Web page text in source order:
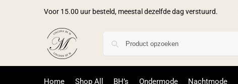
Voor 15.00 uur besteld, meestal dezelfde dag verstuurd.
Home Shop All BH’s Ondermode Nachtmode